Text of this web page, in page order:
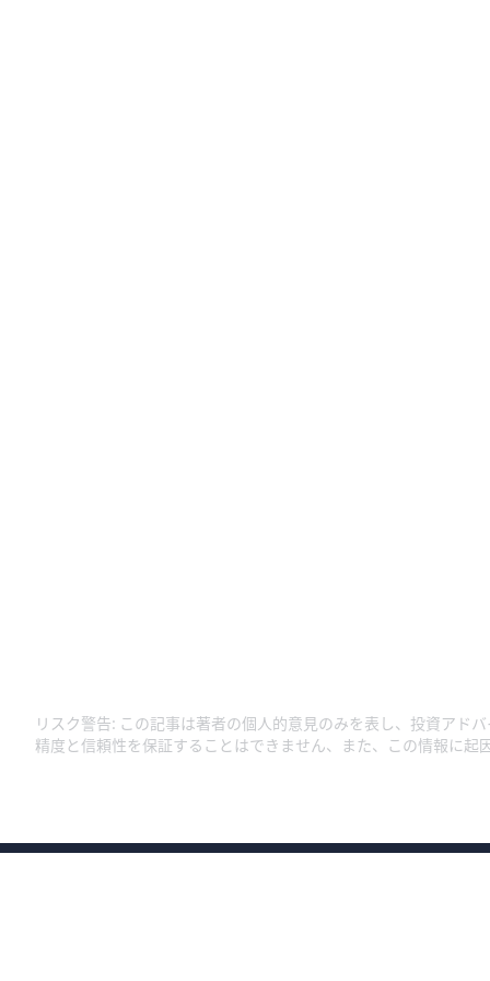
リスク警告: この記事は著者の個人的意見のみを表し、投資アド
精度と信頼性を保証することはできません、また、この情報に起